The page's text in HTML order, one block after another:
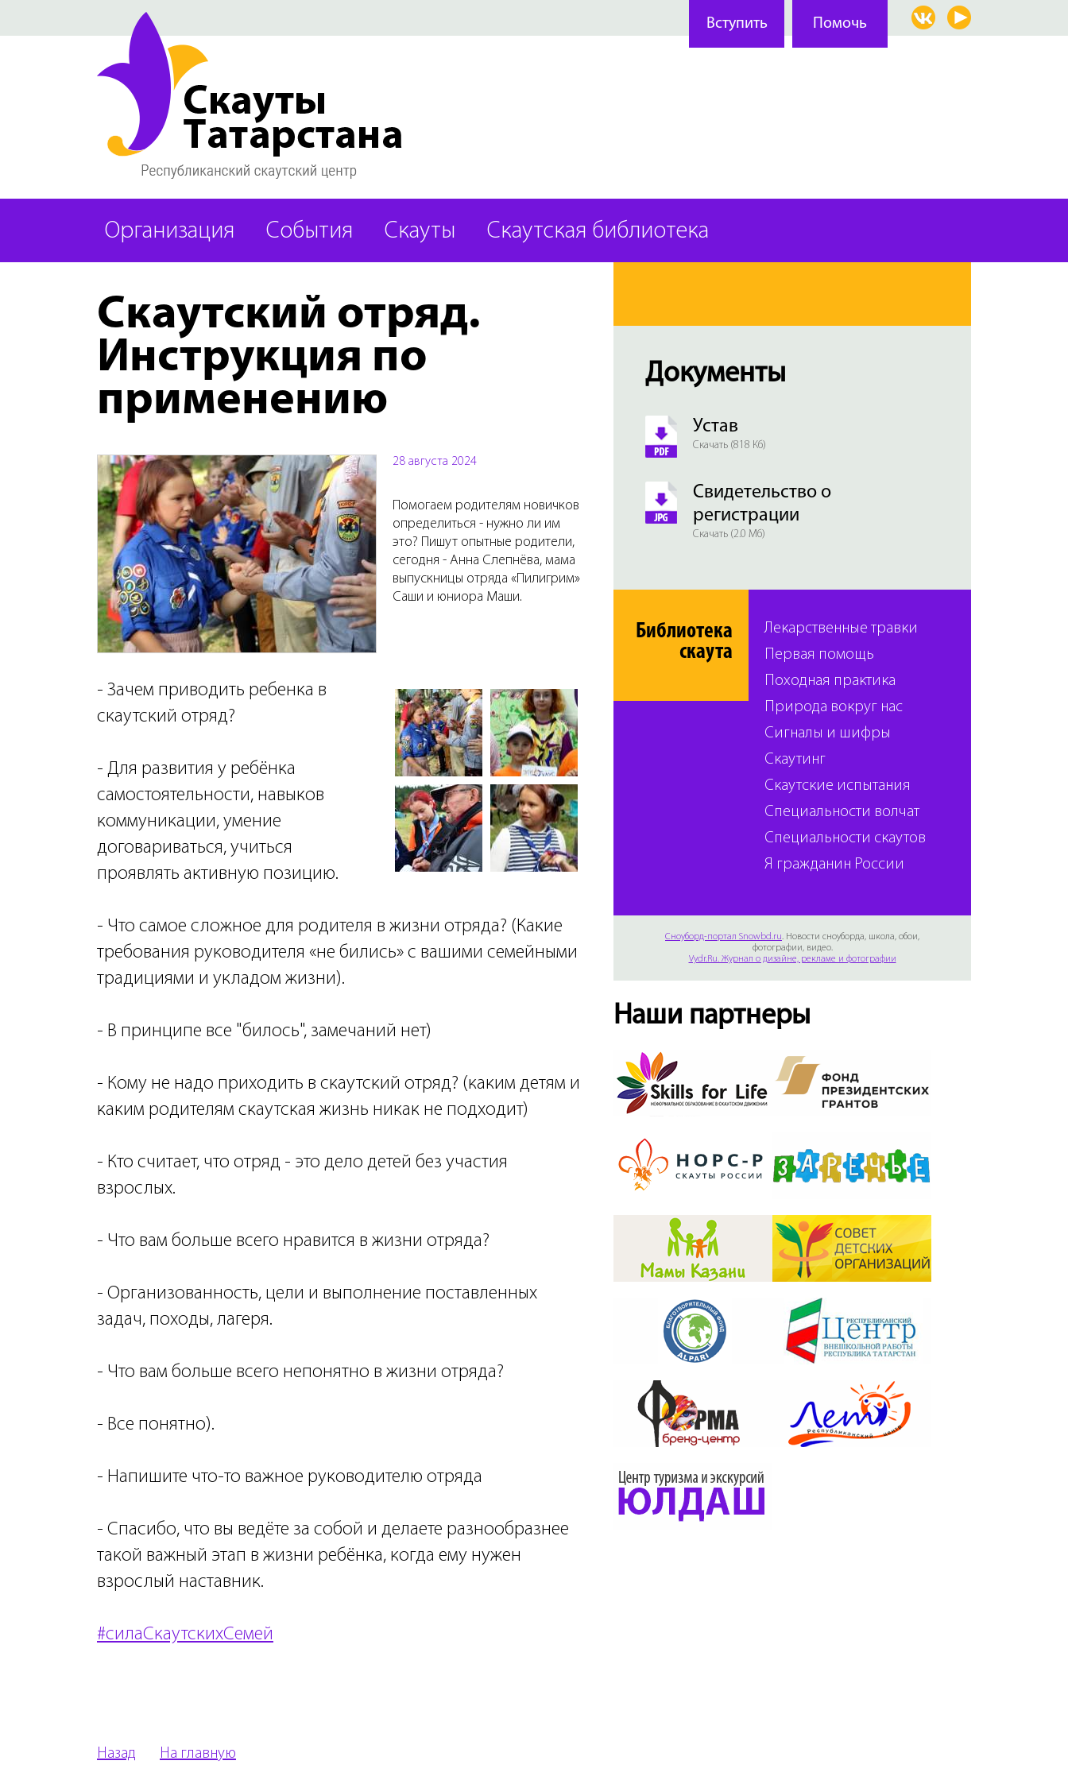
Организация События Скауты Скаутская библиотека
Скаутский отряд.
Инструкция по
применению
28 августа 2024
Помогаем родителям новичков
определиться - нужно ли им
это? Пишут опытные родители,
сегодня - Анна Слепнёва, мама
выпускницы отряда «Пилигрим»
Саши и юниора Маши.
- Зачем приводить ребенка в
скаутский отряд?
- Для развития у ребёнка
самостоятельности, навыков
коммуникации, умение
договариваться, учиться
проявлять активную позицию.
- Что самое сложное для родителя в жизни отряда? (Какие
требования руководителя «не бились» с вашими семейными
традициями и укладом жизни).
- В принципе все "билось", замечаний нет)
- Кому не надо приходить в скаутский отряд? (каким детям и
каким родителям скаутская жизнь никак не подходит)
- Кто считает, что отряд - это дело детей без участия
взрослых.
- Что вам больше всего нравится в жизни отряда?
- Организованность, цели и выполнение поставленных
задач, походы, лагеря.
- Что вам больше всего непонятно в жизни отряда?
- Все понятно).
- Напишите что-то важное руководителю отряда
- Спасибо, что вы ведёте за собой и делаете разнообразнее
такой важный этап в жизни ребёнка, когда ему нужен
взрослый наставник.
#силаСкаутскихСемей
Назад На главную
Документы
Устав
Скачать (818 Кб)
Свидетельство о
регистрации
Скачать (2.0 Мб)
Библиотека
скаута
Лекарственные травки
Первая помощь
Походная практика
Природа вокруг нас
Сигналы и шифры
Скаутинг
Скаутские испытания
Специальности волчат
Специальности скаутов
Я гражданин России
Сноуборд-портал Snowbd.ru. Новости сноуборда, школа, обои,
фотографии, видео.
Vydr.Ru. Журнал о дизайне, рекламе и фотографии
Наши партнеры